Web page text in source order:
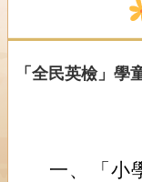
「全民英檢」學
一、
「